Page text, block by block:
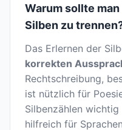
Warum sollte
Silben zu
Das Erlernen der
korrekten
Rechtschreibung,
ist nützlich für
Silbenzählen
hilfreich für